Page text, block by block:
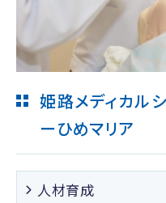
姫路メディカル
ーひめマリア
人材育成